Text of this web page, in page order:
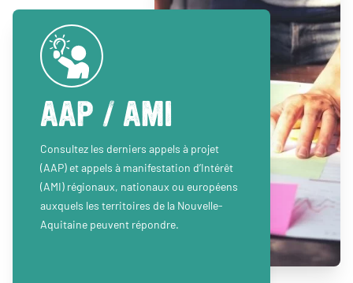
AAP / AMI
Consultez les derniers appels à projet
(AAP) et appels à manifestation d’Intérêt
(AMI) régionaux, nationaux ou européens
auxquels les territoires de la Nouvelle-
Aquitaine peuvent répondre.